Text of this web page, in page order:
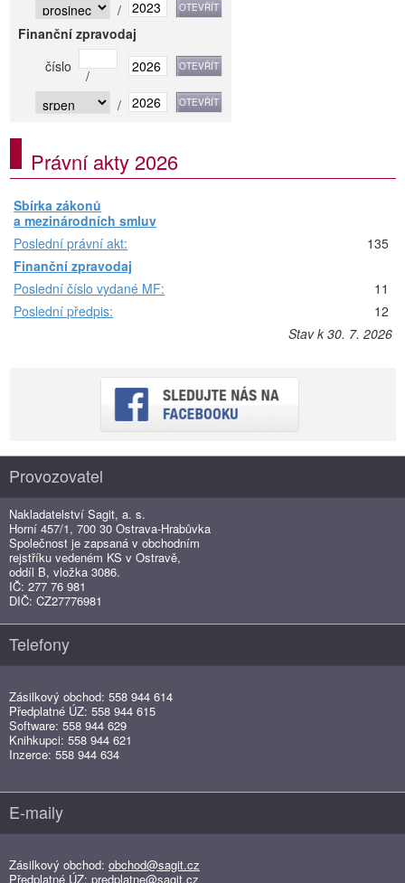
/
Finanční zpravodaj
číslo
/
/
Právní akty 2026
Sbírka zákonů
a mezinárodních smluv
Poslední právní akt:
135
Finanční zpravodaj
Poslední číslo vydané MF:
11
Poslední předpis:
12
Stav k 30. 7. 2026
Provozovatel
Nakladatelství Sagit, a. s.
Horní 457/1, 700 30 Ostrava-Hrabůvka
Společnost je zapsaná v obchodním
rejstříku vedeném KS v Ostravě,
oddíl B, vložka 3086.
IČ: 277 76 981
DIČ: CZ27776981
Telefony
Zásilkový obchod: 558 944 614
Předplatné ÚZ: 558 944 615
Software: 558 944 629
Knihkupci: 558 944 621
Inzerce: 558 944 634
E-maily
Zásilkový obchod: obchod@sagit.cz
Předplatné ÚZ: predplatne@sagit.cz